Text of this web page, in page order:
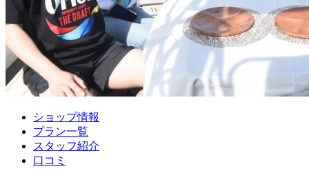
ショップ情報
プラン一覧
スタッフ紹介
口コミ